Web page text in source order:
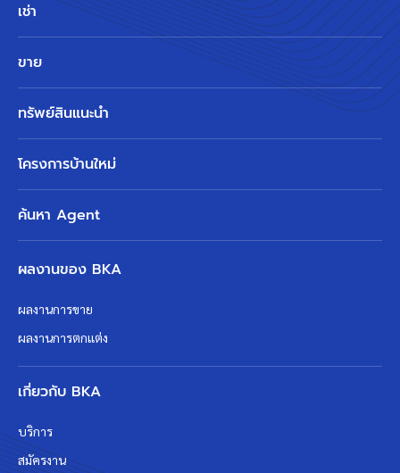
เช่า
ขาย
ทรัพย์สินแนะนำ
โครงการบ้านใหม่
ค้นหา Agent
ผลงานของ BKA
ผลงานการขาย
ผลงานการตกแต่ง
เกี่ยวกับ BKA
บริการ
สมัครงาน